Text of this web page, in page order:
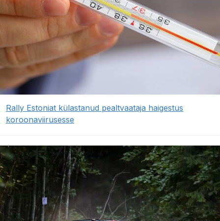
Rally Estoniat külastanud pealtvaataja haigestus
koroonaviirusesse